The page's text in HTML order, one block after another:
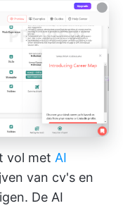
vol met AI
van cv's en
De AI